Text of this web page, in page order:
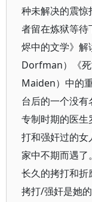
种未解决的震惊
者留在炼狱等待
烬中的文学》解
Dorfman）《
Maiden）中的
台后的一个没
专制时期的医生
打和强奸过的女
家中不期而遇了
长久的拷打和
拷打/强奸是她